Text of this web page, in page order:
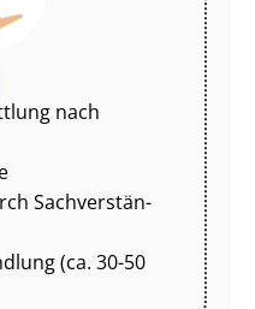
nach
Sach­ver­stän­
(ca. 30-50